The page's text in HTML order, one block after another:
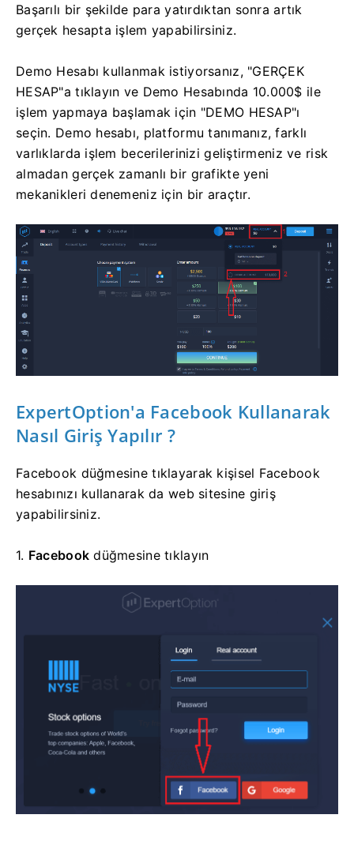
Başarılı bir şekilde para yatırdıktan sonra artık
gerçek hesapta işlem yapabilirsiniz.
Demo Hesabı kullanmak istiyorsanız, "GERÇEK
HESAP"a tıklayın ve Demo Hesabında 10.000$ ile
işlem yapmaya başlamak için "DEMO HESAP"ı
seçin. Demo hesabı, platformu tanımanız, farklı
varlıklarda işlem becerilerinizi geliştirmeniz ve risk
almadan gerçek zamanlı bir grafikte yeni
mekanikleri denemeniz için bir araçtır.
ExpertOption'a Facebook Kullanarak
Nasıl Giriş Yapılır ?
Facebook düğmesine tıklayarak kişisel Facebook
hesabınızı kullanarak da web sitesine giriş
yapabilirsiniz.
1. Facebook düğmesine tıklayın